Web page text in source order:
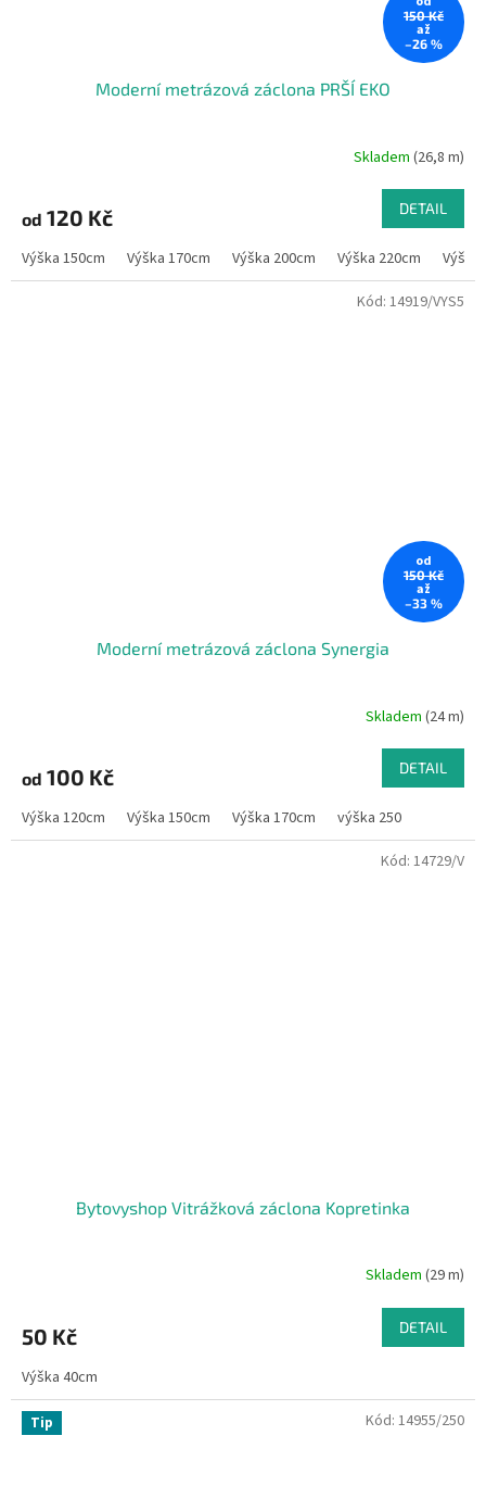
150 Kč
až
–26 %
Moderní metrázová záclona PRŠÍ EKO
Skladem (26,8 m)
od 120 Kč DETAIL
Výška 150cm Výška 170cm Výška 200cm Výška 220cm Výška
od
150 Kč
až
–33 %
Moderní metrázová záclona Synergia
Skladem (24 m)
od 100 Kč DETAIL
Výška 120cm Výška 150cm Výška 170cm výška 250
Kód: 14919/VYS5
Bytovyshop Vitrážková záclona Kopretinka
Skladem (29 m)
50 Kč DETAIL
Výška 40cm
Kód: 14729/V
Tip Kód: 14955/250